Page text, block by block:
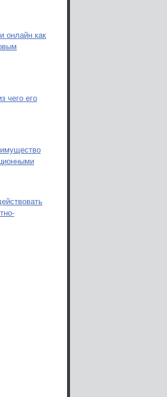
онлайн как
чего его